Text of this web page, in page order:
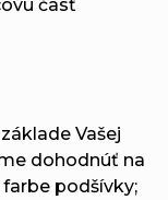
časť
Vašej
dohodnúť na
podšívky;